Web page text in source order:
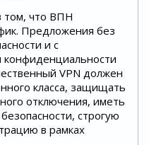
том, что ВПН
Предложения без
и с
VPN должен
класса, защищать
отключения, иметь
строгую
в рамках